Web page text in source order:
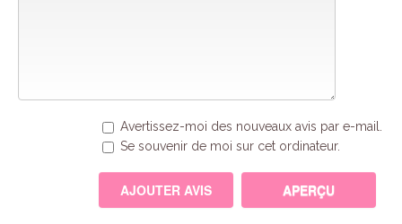
Avertissez-moi des nouveaux avis par e-mail.
Se souvenir de moi sur cet ordinateur.